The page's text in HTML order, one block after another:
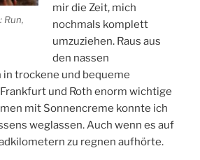
Run,
mir die Zeit, mich
nochmals komplett
umzuziehen. Raus aus
den nassen
in trockene und bequeme
und Roth enorm wichtige
mit Sonnencreme konnte ich
weglassen. Auch wenn es auf
zu regnen aufhörte.